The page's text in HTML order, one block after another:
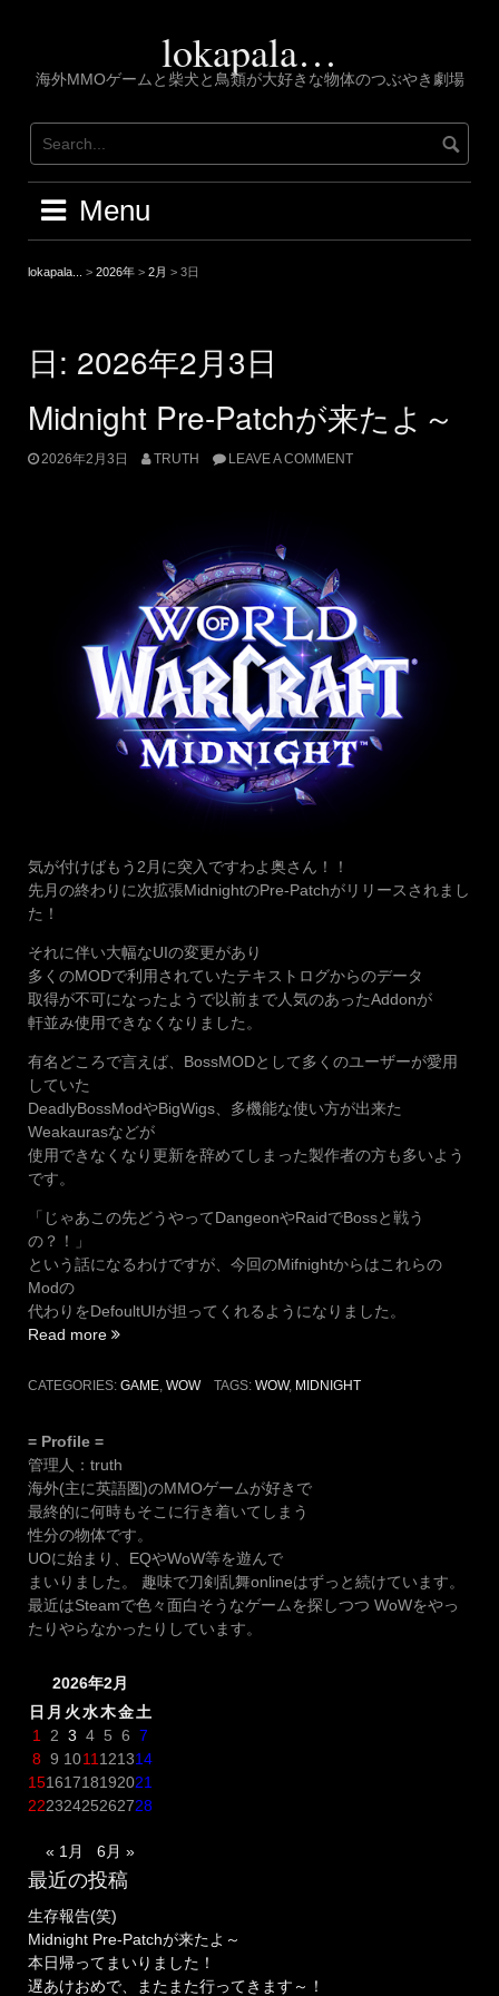
lokapala…
海外MMOゲームと柴犬と鳥類が大好きな物体のつぶやき劇場
Menu
lokapala... > 2026年 > 2月 > 3日
日: 2026年2月3日
Midnight Pre-Patchが来たよ～
2026年2月3日 TRUTH LEAVE A COMMENT
気が付けばもう2月に突入ですわよ奥さん！！
先月の終わりに次拡張MidnightのPre-Patchがリリースされまし
た！
それに伴い大幅なUIの変更があり
多くのMODで利用されていたテキストログからのデータ
取得が不可になったようで以前まで人気のあったAddonが
軒並み使用できなくなりました。
有名どころで言えば、BossMODとして多くのユーザーが愛用
していた
DeadlyBossModやBigWigs、多機能な使い方が出来た
Weakaurasなどが
使用できなくなり更新を辞めてしまった製作者の方も多いよう
です。
「じゃあこの先どうやってDangeonやRaidでBossと戦う
の？！」
という話になるわけですが、今回のMifnightからはこれらの
Modの
代わりをDefoultUIが担ってくれるようになりました。
Read more “Midnight
Patch
よ
～”
CATEGORIES: GAME WOW TAGS: WOW, MIDNIGHT
= Profile =
管理人：truth
海外(主に英語圏)のMMOゲームが好きで
最終的に何時もそこに行き着いてしまう
性分の物体です。
UOに始まり、EQやWoW等を遊んで
まいりました。 趣味で刀剣乱舞onlineはずっと続けています。
最近はSteamで色々面白そうなゲームを探しつつ WoWをやっ
たりやらなかったりしています。
2026年2月
日 月 火水木金土
1
2 3 4 5 6 7
8 9 1011 121314
15161718192021
22232425262728
« 1月 6月 »
最近の投稿
生存報告(笑)
Midnight Pre-Patchが来たよ～
本日帰ってまいりました！
遅あけおめで、またまた行ってきます～！